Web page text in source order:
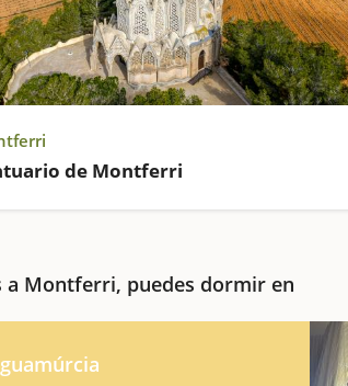
de Montferri
a Montferri, puedes dormir en